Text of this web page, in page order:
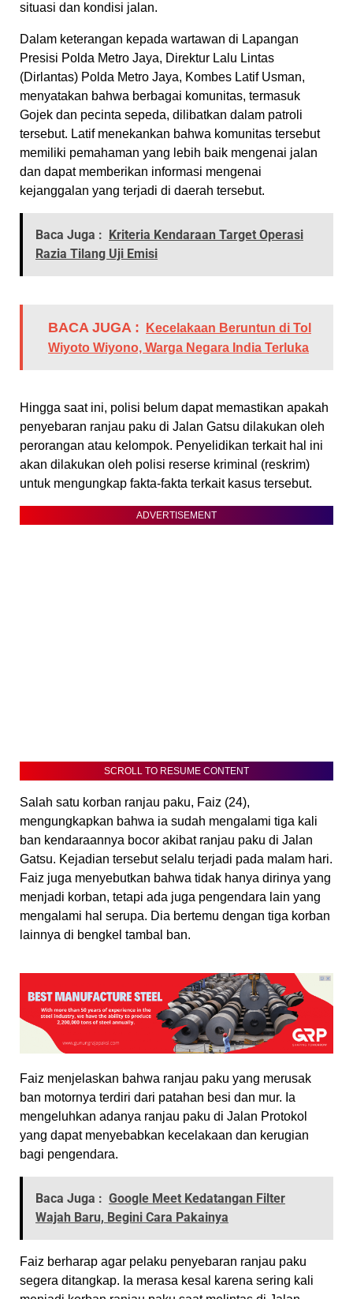
situasi dan kondisi jalan.
Dalam keterangan kepada wartawan di Lapangan
Presisi Polda Metro Jaya, Direktur Lalu Lintas
(Dirlantas) Polda Metro Jaya, Kombes Latif Usman,
menyatakan bahwa berbagai komunitas, termasuk
Gojek dan pecinta sepeda, dilibatkan dalam patroli
tersebut. Latif menekankan bahwa komunitas tersebut
memiliki pemahaman yang lebih baik mengenai jalan
dan dapat memberikan informasi mengenai
kejanggalan yang terjadi di daerah tersebut.
Baca Juga : Kriteria Kendaraan Target Operasi
Razia Tilang Uji Emisi
BACA JUGA :
Kecelakaan Beruntun di Tol
Wiyoto Wiyono, Warga Negara India Terluka
Hingga saat ini, polisi belum dapat memastikan apakah
penyebaran ranjau paku di Jalan Gatsu dilakukan oleh
perorangan atau kelompok. Penyelidikan terkait hal ini
akan dilakukan oleh polisi reserse kriminal (reskrim)
untuk mengungkap fakta-fakta terkait kasus tersebut.
ADVERTISEMENT
SCROLL TO RESUME CONTENT
Salah satu korban ranjau paku, Faiz (24),
mengungkapkan bahwa ia sudah mengalami tiga kali
ban kendaraannya bocor akibat ranjau paku di Jalan
Gatsu. Kejadian tersebut selalu terjadi pada malam hari.
Faiz juga menyebutkan bahwa tidak hanya dirinya yang
menjadi korban, tetapi ada juga pengendara lain yang
mengalami hal serupa. Dia bertemu dengan tiga korban
lainnya di bengkel tambal ban.
Faiz menjelaskan bahwa ranjau paku yang merusak
ban motornya terdiri dari patahan besi dan mur. Ia
mengeluhkan adanya ranjau paku di Jalan Protokol
yang dapat menyebabkan kecelakaan dan kerugian
bagi pengendara.
Baca Juga : Google Meet Kedatangan Filter
Wajah Baru, Begini Cara Pakainya
Faiz berharap agar pelaku penyebaran ranjau paku
segera ditangkap. Ia merasa kesal karena sering kali